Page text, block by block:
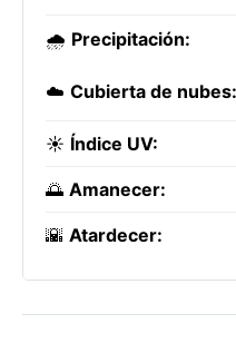
🌧️ Precipitación:
☁️ Cubierta de nubes:
☀️ Índice UV:
🌅 Amanecer:
🌇 Atardecer: